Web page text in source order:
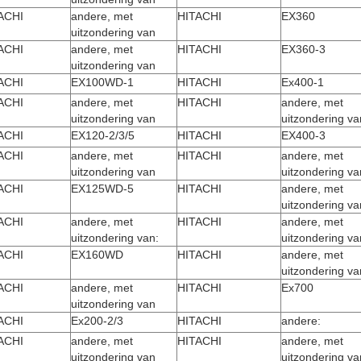
andere, met
uitzondering van
HITACHI EX360
andere, met
uitzondering van
HITACHI EX360-3
EX100WD-1 HITACHI
Ex400-1
andere, met
uitzondering van
HITACHI
andere, met
uitzondering
EX120-2/3/5 HITACHI
EX400-3
andere, met
uitzondering van
HITACHI
andere, met
uitzondering
EX125WD-5 HITACHI
andere, met
uitzondering
andere, met
uitzondering van:
HITACHI
andere, met
uitzondering
EX160WD HITACHI
andere, met
uitzondering
andere, met
uitzondering van
HITACHI Ex700
Ex200-2/3 HITACHI
andere:
andere, met
uitzondering van
HITACHI
andere, met
uitzondering